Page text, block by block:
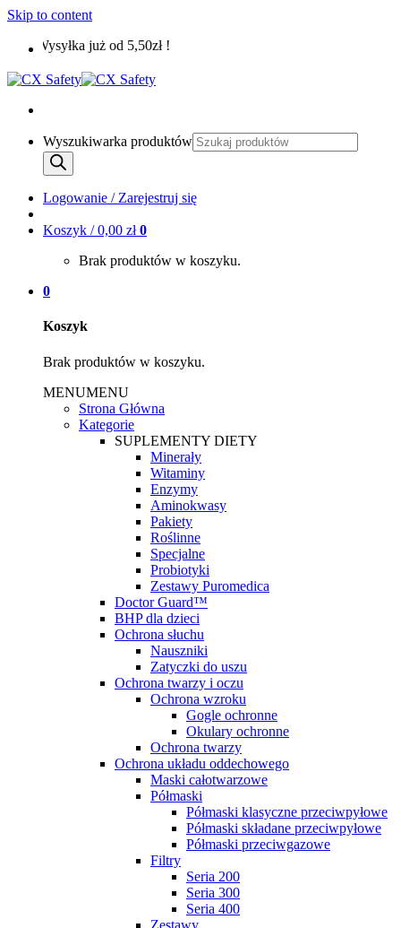
Skip to content
Wysyłka już od 5,50zł !
Wyszukiwarka produktów
Logowanie / Zarejestruj się
Koszyk /0,00 zł 0
Brak produktów w koszyku.
0
Koszyk
Brak produktów w koszyku.
MENUMENU
Strona Główna
Kategorie
SUPLEMENTY DIETY
Minerały
Witaminy
Enzymy
Aminokwasy
Pakiety
Roślinne
Specjalne
Probiotyki
Zestawy Puromedica
Doctor Guard™
BHP dla dzieci
Ochrona słuchu
Nauszniki
Zatyczki do uszu
Ochrona twarzy i oczu
Ochrona wzroku
Gogle ochronne
Okulary ochronne
Ochrona twarzy
Ochrona układu oddechowego
Maski całotwarzowe
Półmaski
Półmaski klasyczne przeciwpyłowe
Półmaski składane przeciwpyłowe
Półmaski przeciwgazowe
Filtry
Seria 200
Seria 300
Seria 400
Zestawy